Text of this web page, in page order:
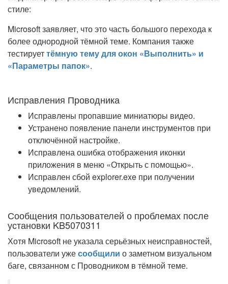
стиле:
Microsoft заявляет, что это часть большого перехода к
более однородной тёмной теме. Компания также
тестируеттёмную тему для окон «Выполнить» и
«Параметры папок».
Исправления Проводника
Исправлены пропавшие миниатюры видео.
Устранено появление панели инструментов при
отключённой настройке.
Исправлена ошибка отображения иконки
приложения в меню «Открыть с помощью».
Исправлен сбой explorer.exe при получении
уведомлений.
Сообщения пользователей о проблемах после
установки KB5070311
Хотя Microsoft не указала серьёзных неисправностей,
пользователи ужесообщили о заметном визуальном
баге, связанном с Проводником в тёмной теме.